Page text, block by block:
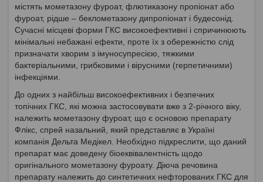
містять мометазону фуроат, флютиказону пропіонат або
фуроат, рідше – беклометазону дипропіонат і будесонід.
Сучасні місцеві форми ГКС високоефективні і спричинюють
мінімальні небажані ефекти, проте їх з обережністю слід
призначати хворим з імуносупресією, тяжкими
бактеріальними, грибковими і вірусними (герпетичними)
інфекціями.
До одних з найбільш високоефективних і безпечних
топічних ГКС, які можна застосовувати вже з 2-річного віку,
належить мометазону фуроат, що є основою препарату
Флікс, спрей назальний, який представляє в Україні
компанія Дельта Медікел. Необхідно підкреслити, що даний
препарат має доведену біоеквівалентність щодо
оригінального мометазону фуроату. Діюча речовина
препарату належить до синтетичних нефторованих ГКС для